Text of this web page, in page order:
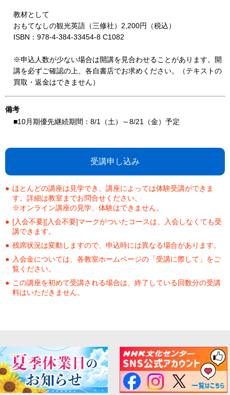
教材として
おもてなしの観光英語（三修社）2,200円（税込）
ISBN：978-4-384-33454-8 C1082
※申込人数が少ない場合は開講を見合わせることがあります。開
講を必ずご確認の上、各自書店でお求めください。（テキストの
買取・返金はできません）
備考
■10月期優先継続期間：8/1（土）～8/21（金）予定
受講申し込み
ほとんどの講座は見学でき、講座によっては体験受講ができま
す。詳細は教室までお問合せください。
※オンライン講座の見学、体験はできません。
[入会不要][入会不要]マークがついたコースは、入会しなくても受
講できます。
残席状況は変動しますので、申込時には異なる場合があります。
入会金については、各教室ホームページの「受講に際して」をご
覧ください。
この講座を初めて受講される場合は、終了している回数分の受講
料はいただきません。